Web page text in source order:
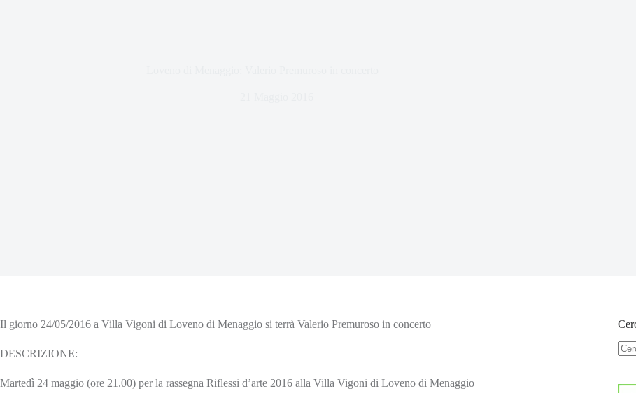
Il giorno 24/05/2016 a Villa Vigoni di Loveno di Menaggio si terrà Valerio Premuroso in concerto
DESCRIZIONE:
Martedì 24 maggio (ore 21.00) per la rassegna Riflessi d’arte 2016 alla Villa Vigoni di Loveno di Menaggio